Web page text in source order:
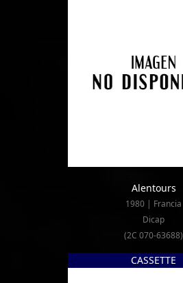
Alentours
1980 | Francia
Dicap
(2C 070-63688)
CASSETTE